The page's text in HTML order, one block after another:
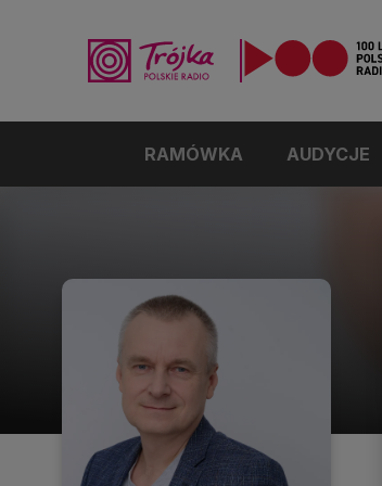
RAMÓWKA AUDYCJE